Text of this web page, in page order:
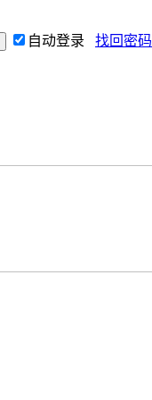
自动登录 找回密码